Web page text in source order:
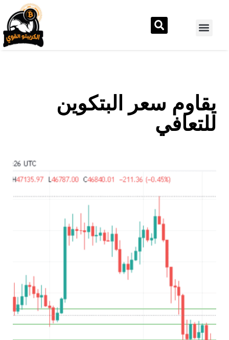
يقاوم سعر البتكوين
للتعافي